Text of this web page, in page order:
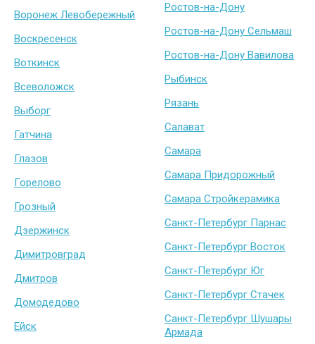
Воронеж Левобережный
Воскресенск
Воткинск
Всеволожск
Выборг
Гатчина
Глазов
Горелово
Грозный
Дзержинск
Димитровград
Дмитров
Домодедово
Ейск
Ростов-на-Дону
Ростов-на-Дону Сельмаш
Ростов-на-Дону Вавилова
Рыбинск
Рязань
Салават
Самара
Самара Придорожный
Самара Стройкерамика
Санкт-Петербург Парнас
Санкт-Петербург Восток
Санкт-Петербург Юг
Санкт-Петербург Стачек
Санкт-Петербург Шушары
Армада